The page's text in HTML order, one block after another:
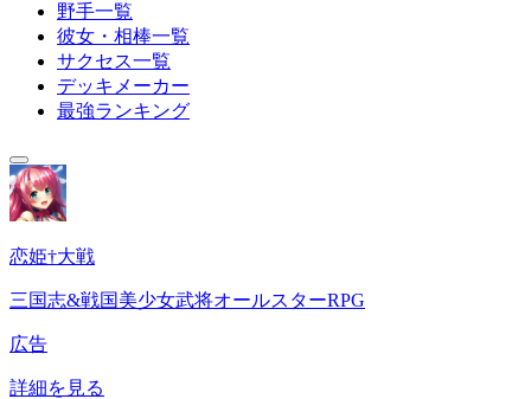
野手一覧
彼女・相棒一覧
サクセス一覧
デッキメーカー
最強ランキング
恋姫†大戦
三国志&戦国美少女武将オールスターRPG
広告
詳細を見る